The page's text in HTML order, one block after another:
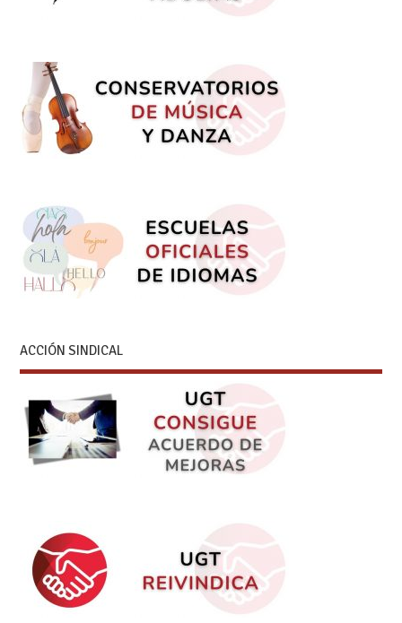
ACCIÓN SINDICAL